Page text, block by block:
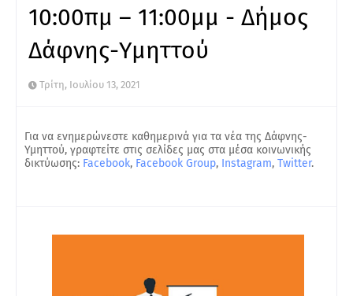
10:00πμ – 11:00μμ - Δήμος
Δάφνης-Υμηττού
Τρίτη, Ιουλίου 13, 2021
Για να ενημερώνεστε καθημερινά για τα νέα της Δάφνης-
Υμηττού, γραφτείτε στις σελίδες μας στα μέσα κοινωνικής
δικτύωσης: Facebook, Facebook Group, Instagram, Twitter.